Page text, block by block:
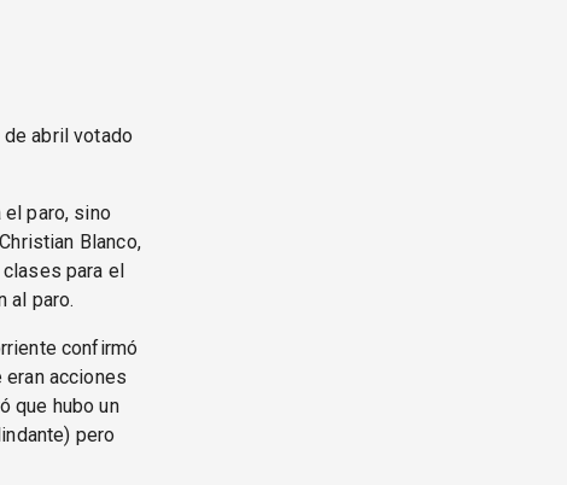
de abril votado
el paro, sino
Blanco,
para el
al paro.
confirmó
acciones
que hubo un
pero